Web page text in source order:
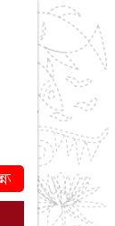
গড়ার প্রত্যয়ে